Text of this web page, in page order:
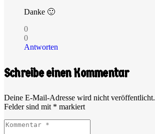
Danke 🙂
0
0
Antworten
Schreibe einen Kommentar
Deine E-Mail-Adresse wird nicht veröffentlicht.
Felder sind mit * markiert